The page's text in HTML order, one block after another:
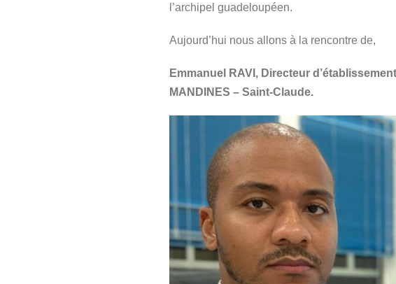
l’archipel guadeloupéen.
Aujourd’hui nous allons à la rencontre de,
Emmanuel RAVI, Directeur
MANDINES – Saint-Claude.